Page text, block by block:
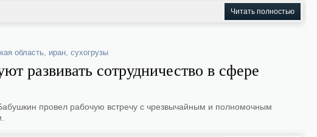
Читать полностью
область, иран, сухогрузы
развивать сотрудничество в сфере
провел рабочую встречу с чрезвычайным и полномочным